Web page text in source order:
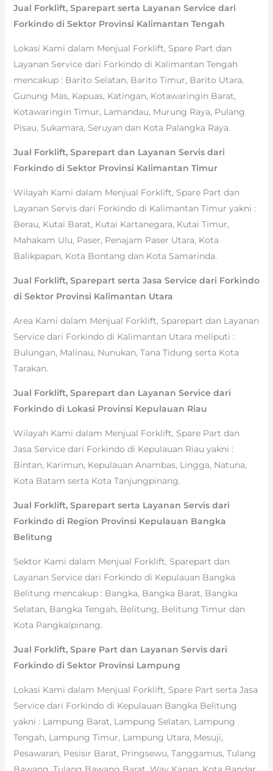
Jual Forklift, Sparepart serta Layanan Service dari
Forkindo di Sektor Provinsi Kalimantan Tengah
Lokasi Kami dalam Menjual Forklift, Spare Part dan
Layanan Service dari Forkindo di Kalimantan Tengah
mencakup : Barito Selatan, Barito Timur, Barito Utara,
Gunung Mas, Kapuas, Katingan, Kotawaringin Barat,
Kotawaringin Timur, Lamandau, Murung Raya, Pulang
Pisau, Sukamara, Seruyan dan Kota Palangka Raya.
Jual Forklift, Sparepart dan Layanan Servis dari
Forkindo di Sektor Provinsi Kalimantan Timur
Wilayah Kami dalam Menjual Forklift, Spare Part dan
Layanan Servis dari Forkindo di Kalimantan Timur yakni :
Berau, Kutai Barat, Kutai Kartanegara, Kutai Timur,
Mahakam Ulu, Paser, Penajam Paser Utara, Kota
Balikpapan, Kota Bontang dan Kota Samarinda.
Jual Forklift, Sparepart serta Jasa Service dari Forkindo
di Sektor Provinsi Kalimantan Utara
Area Kami dalam Menjual Forklift, Sparepart dan Layanan
Service dari Forkindo di Kalimantan Utara meliputi :
Bulungan, Malinau, Nunukan, Tana Tidung serta Kota
Tarakan.
Jual Forklift, Sparepart dan Layanan Service dari
Forkindo di Lokasi Provinsi Kepulauan Riau
Wilayah Kami dalam Menjual Forklift, Spare Part dan
Jasa Service dari Forkindo di Kepulauan Riau yakni :
Bintan, Karimun, Kepulauan Anambas, Lingga, Natuna,
Kota Batam serta Kota Tanjungpinang.
Jual Forklift, Sparepart serta Layanan Servis dari
Forkindo di Region Provinsi Kepulauan Bangka
Belitung
Sektor Kami dalam Menjual Forklift, Sparepart dan
Layanan Service dari Forkindo di Kepulauan Bangka
Belitung mencakup : Bangka, Bangka Barat, Bangka
Selatan, Bangka Tengah, Belitung, Belitung Timur dan
Kota Pangkalpinang.
Jual Forklift, Spare Part dan Layanan Servis dari
Forkindo di Sektor Provinsi Lampung
Lokasi Kami dalam Menjual Forklift, Spare Part serta Jasa
Service dari Forkindo di Kepulauan Bangka Belitung
yakni : Lampung Barat, Lampung Selatan, Lampung
Tengah, Lampung Timur, Lampung Utara, Mesuji,
Pesawaran, Pesisir Barat, Pringsewu, Tanggamus, Tulang